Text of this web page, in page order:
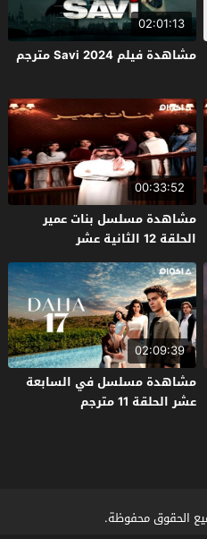
02:01:13
مشاهدة فيلم Savi 2024 مترجم
00:33:52
مشاهدة مسلسل بنات عمير
الحلقة 12 الثانية عشر
02:09:39
مشاهدة مسلسل في السابعة
عشر الحلقة 11 مترجم